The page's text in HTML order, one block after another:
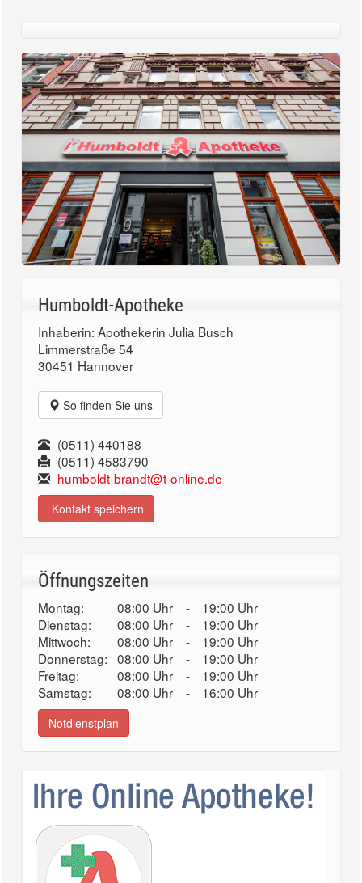
Humboldt-Apotheke
Inhaberin: Apothekerin Julia Busch
Limmerstraße 54
30451 Hannover
So finden Sie uns
(0511) 440188
(0511) 4583790
humboldt-brandt@t-online.de
Kontakt speichern
Öffnungszeiten
Montag: 08:00 Uhr -
19:00 Uhr
Dienstag:
08:00 Uhr -
19:00 Uhr
Mittwoch:
08:00 Uhr -
19:00 Uhr
Donnerstag: 08:00 Uhr -
19:00 Uhr
Freitag:
08:00 Uhr -
19:00 Uhr
Samstag:
08:00 Uhr - 16:00 Uhr
Notdienstplan